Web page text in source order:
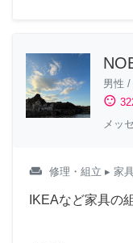
男性 /
sentiment_satisfied
メッ
weekend 修理・組立 ▸ 家
IKEAなど家具の